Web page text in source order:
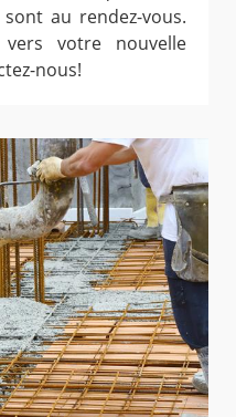
au rendez-vous.
votre nouvelle
nous!